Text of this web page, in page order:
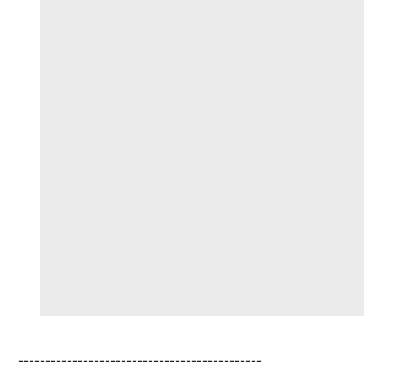
---------------------------------------------